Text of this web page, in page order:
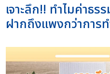
เจาะลึก!! ทำไมค่าธร
ฝากถึงแพงกว่าการ